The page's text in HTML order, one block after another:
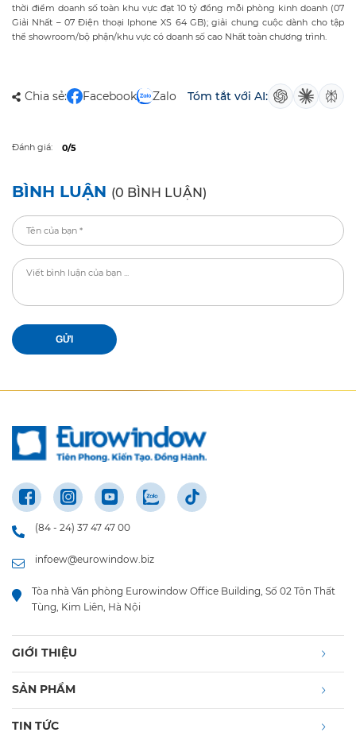
thời điểm doanh số toàn khu vực đạt 10 tỷ đồng mỗi phòng kinh doanh (07
Giải Nhất – 07 Điện thoại Iphone XS 64 GB); giải chung cuộc dành cho tập
thể showroom/bộ phận/khu vực có doanh số cao Nhất toàn chương trình.
Chia sẻ: Facebook Zalo Tóm tắt với AI:
Đánh giá: 0/5
BÌNH LUẬN (0 BÌNH LUẬN)
GỬI
(84 - 24) 37 47 47 00
infoew@eurowindow.biz
Tòa nhà Văn phòng Eurowindow Office Building, Số 02 Tôn Thất
Tùng, Kim Liên, Hà Nội
GIỚI THIỆU
SẢN PHẨM
TIN TỨC